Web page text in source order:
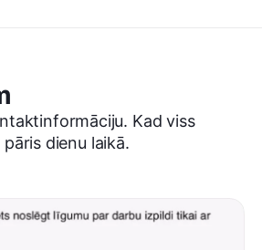
Kad viss
dienu laikā.